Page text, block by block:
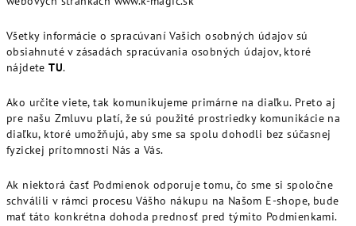
Všetky informácie o spracúvaní Vašich osobných údajov sú
obsiahnuté v zásadách spracúvania osobných údajov, ktoré
nájdeteTU.
Ako určite viete, tak komunikujeme primárne na diaľku. Preto aj
pre našu Zmluvu platí, že sú použité prostriedky komunikácie na
diaľku, ktoré umožňujú, aby sme sa spolu dohodli bez súčasnej
fyzickej prítomnosti Nás a Vás.
Ak niektorá časť Podmienok odporuje tomu, čo sme si spoločne
schválili v rámci procesu Vášho nákupu na Našom E-shope, bude
mať táto konkrétna dohoda prednosť pred týmito Podmienkami.